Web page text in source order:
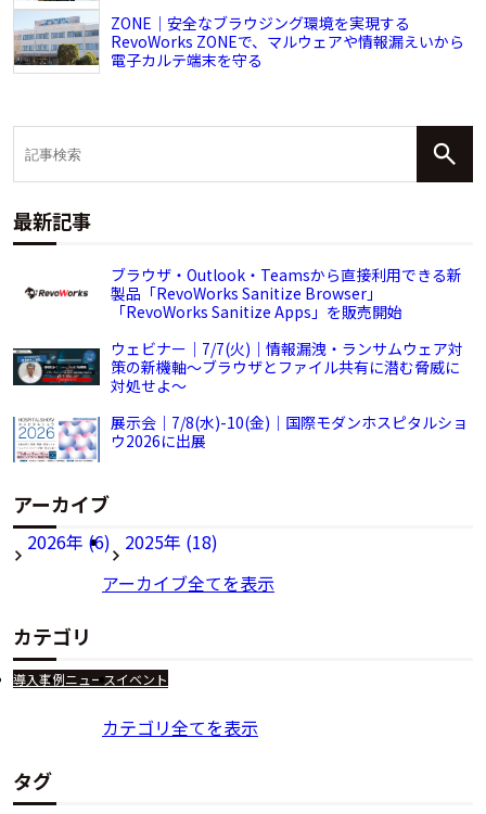
ZONE｜安全なブラウジング環境を実現する
RevoWorks ZONEで、マルウェアや情報漏えいから
電子カルテ端末を守る
最新記事
ブラウザ・Outlook・Teamsから直接利用できる新
製品「RevoWorks Sanitize Browser」
「RevoWorks Sanitize Apps」を販売開始
ウェビナー｜7/7(火)｜情報漏洩・ランサムウェア対
策の新機軸～ブラウザとファイル共有に潜む脅威に
対処せよ～
展示会｜7/8(水)-10(金)｜国際モダンホスピタルショ
ウ2026に出展
アーカイブ
2026年 (6)
2025年 (18)
アーカイブ全てを表示
カテゴリ
導入事例ニュースイベント
カテゴリ全てを表示
タグ